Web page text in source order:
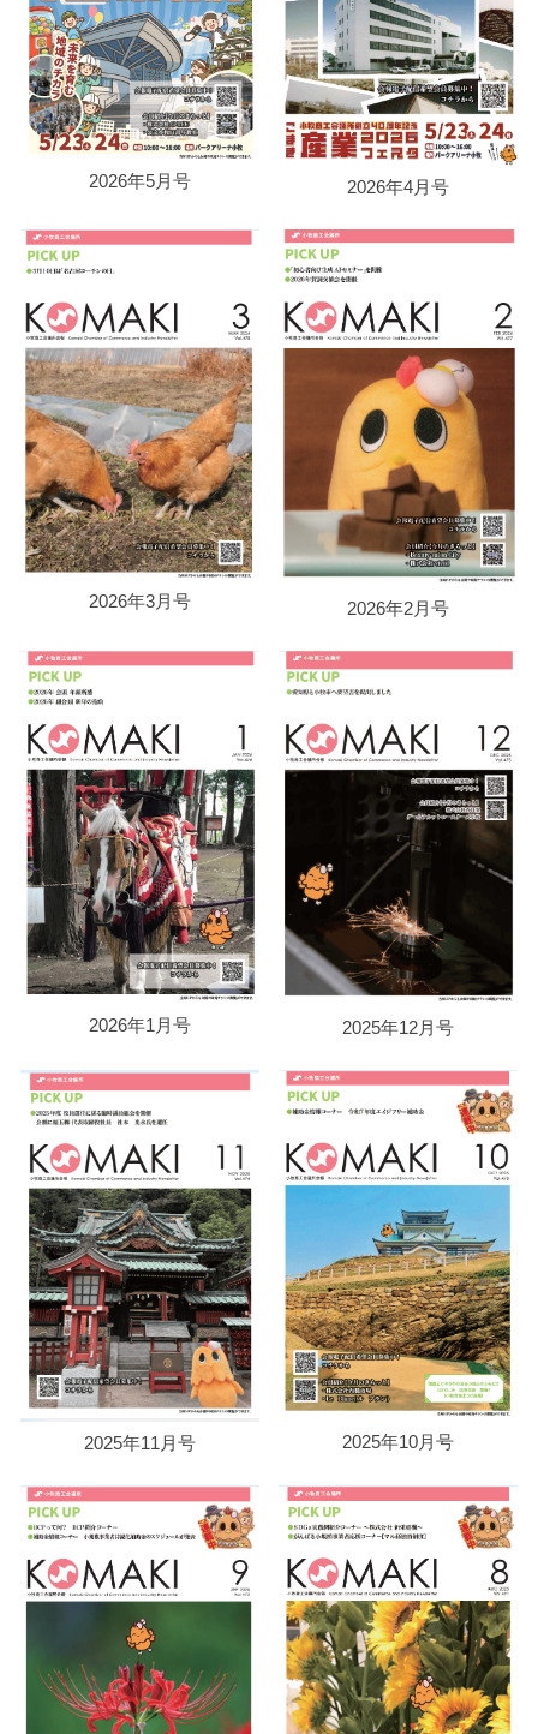
2026年5月号 2026年4月号
2026年3月号 2026年2月号
2026年1月号 2025年12月号
2025年11月号 2025年10月号